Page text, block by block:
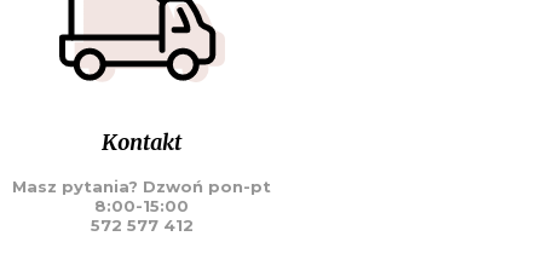
Kontakt
Masz pytania? Dzwoń pon-pt
8:00-15:00
572 577 412